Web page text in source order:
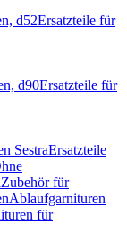
d52Ersatzteile für
d90Ersatzteile für
SestraErsatzteile
Zubehör für
Ablaufgarnituren
für